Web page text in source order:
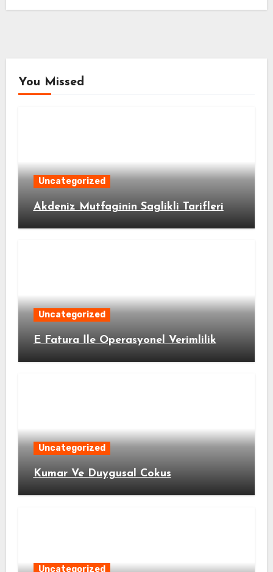
You Missed
Uncategorized
Akdeniz Mutfaginin Saglikli Tarifleri
Uncategorized
E Fatura İle Operasyonel Verimlilik
Uncategorized
Kumar Ve Duygusal Cokus
Uncategorized